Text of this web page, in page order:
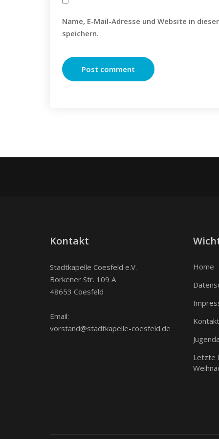
Name, E-Mail-Adresse und Website in
speichern.
Kontakt
Stadtkapelle Coesfeld e.V.
Borkener Str. 109 A
48653 Coesfeld
Email:
vorstand@stadtkapelle-coesfeld.de
Home
Kontakt
Letzte